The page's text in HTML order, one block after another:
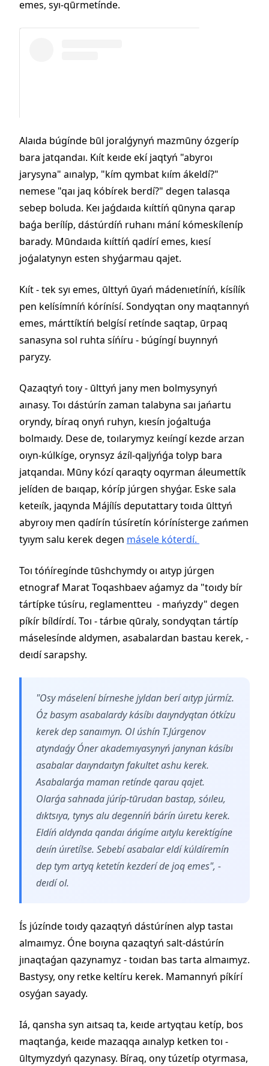
emes, syı-qūrmetínde.
Alaıda búgínde būl joralǵynyń mazmūny ózgeríp
bara jatqandaı. Kıít keıde ekí jaqtyń "abyroı
jarysyna" aınalyp, "kím qymbat kıím ákeldí?"
nemese "qaı jaq kóbírek berdí?" degen talasqa
sebep boluda. Keı jaǵdaıda kıíttíń qūnyna qarap
baǵa berílíp, dástúrdíń ruhanı mání kómeskíleníp
barady. Mūndaıda kıíttíń qadírí emes, kıesí
joǵalatynyn esten shyǵarmau qajet.
Kıít - tek syı emes, ūlttyń ūyań mádenıetíníń, kísílík
pen kelísímníń kórínísí. Sondyqtan ony maqtannyń
emes, márttíktíń belgísí retínde saqtap, ūrpaq
sanasyna sol ruhta síńíru - búgíngí buynnyń
paryzy.
Qazaqtyń toıy - ūlttyń jany men bolmysynyń
aınasy. Toı dástúrín zaman talabyna saı jańartu
oryndy, bíraq onyń ruhyn, kıesín joǵaltuǵa
bolmaıdy. Dese de, toılarymyz keıíngí kezde arzan
oıyn-kúlkíge, orynsyz ázíl-qaljyńǵa tolyp bara
jatqandaı. Mūny kózí qaraqty oqyrman áleumettík
jelíden de baıqap, kóríp júrgen shyǵar. Eske sala
keteıík, jaqynda Májílís deputattary toıda ūlttyń
abyroıy men qadírín túsíretín kórínísterge zańmen
tyıym salu kerek degen másele kóterdí.
Toı tóńíregínde tūshchymdy oı aıtyp júrgen
etnograf Marat Toqashbaev aǵamyz da "toıdy bír
tártípke túsíru, reglamentteu - mańyzdy" degen
píkír bíldírdí. Toı - tárbıe qūraly, sondyqtan tártíp
máselesínde aldymen, asabalardan bastau kerek, -
deıdí sarapshy.
"Osy máselení bírneshe jyldan berí aıtyp júrmíz.
Óz basym asabalardy kásíbı daıyndyqtan ótkízu
kerek dep sanaımyn. Ol úshín T.Júrgenov
atyndaǵy Óner akademıyasynyń janynan kásíbı
asabalar daıyndaıtyn fakultet ashu kerek.
Asabalarǵa maman retínde qarau qajet.
Olarǵa sahnada júríp-tūrudan bastap, sóıleu,
dıktsıya, tynys alu degenníń bárín úıretu kerek.
Eldíń aldynda qandaı áńgíme aıtylu kerektígíne
deıín úıretílse. Sebebí asabalar eldí kúldíremín
dep tym artyq ketetín kezderí de joq emes", -
deıdí ol.
Ís júzínde toıdy qazaqtyń dástúrínen alyp tastaı
almaımyz. Óne boıyna qazaqtyń salt-dástúrín
jınaqtaǵan qazynamyz - toıdan bas tarta almaımyz.
Bastysy, ony retke keltíru kerek. Mamannyń píkírí
osyǵan sayady.
Iá, qansha syn aıtsaq ta, keıde artyqtau ketíp, bos
maqtanǵa, keıde mazaqqa aınalyp ketken toı -
ūltymyzdyń qazynasy. Bíraq, ony túzetíp otyrmasa,